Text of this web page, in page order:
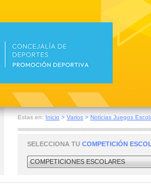
Estas en: Inicio > Varios > Noticias Juegos
SELECCIONA TU COMPETICIÓN
COMPETICIONES ESCOLARES